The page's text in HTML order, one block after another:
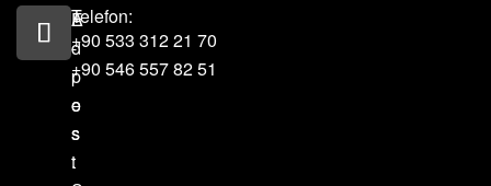
A
d
r
e
s
:
E
-
p
o
s
t
Telefon:
+90 533 312 21 70
+90 546 557 82 51‬